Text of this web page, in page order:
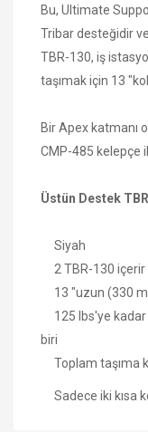
Bu, Ultimate
Tribar desteğidir
TBR-130, iş
taşımak için 13
Bir Apex katmanı
CMP-485 kelepçe
Üstün Destek
Siyah
2 TBR-130 içerir
13 "uzun (330
125 lbs'ye
biri
Toplam taşıma
Sadece iki kısa